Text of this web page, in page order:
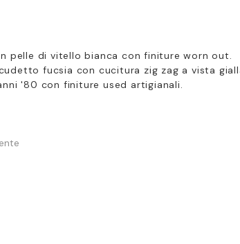
pelle di vitello bianca con finiture worn out.
fucsia con cucitura zig zag a vista
'80 con finiture used artigianali.